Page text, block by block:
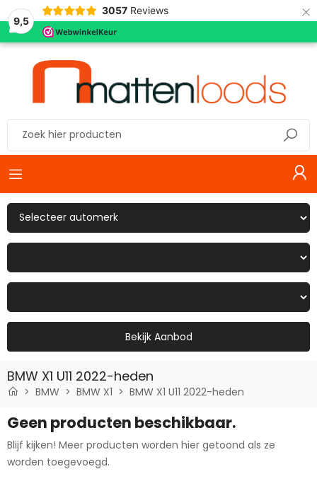
9,5
3057 Reviews ×
Bekijk Aanbod
BMW X1 U11 2022-heden
BMW BMW X1 BMW X1 U11 2022-heden
Geen producten beschikbaar.
Blijf kijken! Meer producten worden hier getoond als ze
worden toegevoegd.